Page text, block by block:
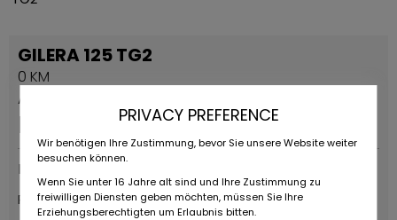
GILERA 125 TG2
0 KM
Advertisement
Price on request
Provider type
RUOTE DA SOGNO S.R.L
PRIVACY PREFERENCE
Wir benötigen Ihre Zustimmung, bevor Sie unsere Website weiter
besuchen können.
Wenn Sie unter 16 Jahre alt sind und Ihre Zustimmung zu
freiwilligen Diensten geben möchten, müssen Sie Ihre
Erziehungsberechtigten um Erlaubnis bitten.